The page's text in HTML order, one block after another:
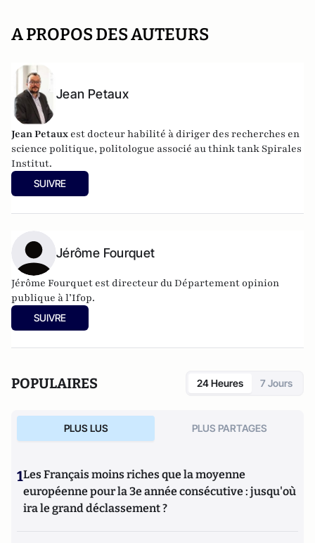
A PROPOS DES AUTEURS
Jean Petaux
Jean Petaux est docteur habilité à diriger des recherches en
science politique, politologue associé au think tank Spirales
Institut.
SUIVRE
Jérôme Fourquet
Jérôme Fourquet est directeur du Département opinion
publique à l’Ifop.
SUIVRE
POPULAIRES 24 Heures 7 Jours
PLUS LUS PLUS PARTAGES
1Les Français moins riches que la moyenne
européenne pour la 3e année consécutive : jusqu'où
ira le grand déclassement ?